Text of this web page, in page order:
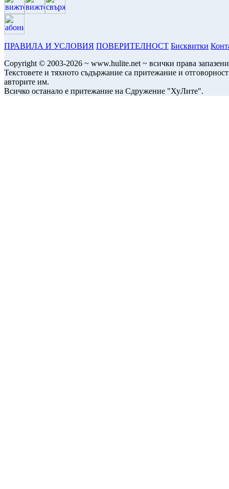
ПРАВИЛА И УСЛОВИЯ ПОВЕРИТЕЛНОСТ Бисквитки
Copyright © 2003-2026 ~ www.hulite.net ~ всички права
Текстовете и тяхното съдържание са притежание и
авторите им.
Всичко останало е притежание на Сдружение "ХуЛите".